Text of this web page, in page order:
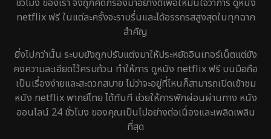
netflix ฟรี ในแต่ละครั้งจะราบรื่นและได้อรรถรสสูงสุดในทุกฉาก
สำคัญ
ยิ่งไปกว่านั้น ระบบยังถูกปรับแต่งมาให้ประหยัดอินเทอร์เน็ตแต่ยัง
คงความละเอียดไว้ครบถ้วน ทำให้การ ดูหนัง netflix ฟรี บนมือถือ
เป็นเรื่องง่ายและสะดวกสบาย ไม่ว่าจะอยู่ที่ไหนก็สามารถเปิดเข้าชม
หนัง netflix พากย์ไทย ได้ทันที ช่วยให้การพักผ่อนผ่านทาง หนัง
ออนไลน์ 24 ชั่วโมง ของคุณเป็นไปอย่างต่อเนื่องและเพลิดเพลิน
ที่สุด